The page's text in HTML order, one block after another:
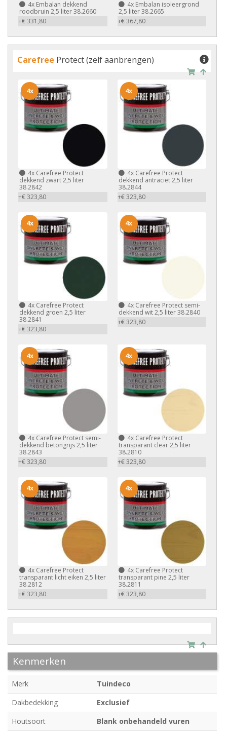
4x Embalan dekkend
roodbruin 2,5 liter 38.2660
+€ 331,80
4xEmbalan isoleergrond
2,5 liter 38.2665
+€ 367,80
Carefree Protect (zelf aanbrengen)
4x Carefree Protect
dekkend zwart 2,5 liter
38.2842
+€ 323,80
4x
4xCarefree Protect
dekkend antraciet 2,5 liter
38.2844
+€ 323,80
4x
4x Carefree Protect
dekkend groen 2,5 liter
38.2841
+€ 323,80
4x
4xCarefree Protect semi-
dekkend wit 2,5 liter 38.2840
+€ 323,80
4x
4x Carefree Protect semi-
dekkend betongrijs 2,5 liter
38.2843
+€ 323,80
4x
4xCarefree Protect
transparant clear 2,5 liter
38.2810
+€ 323,80
4x
4x Carefree Protect
transparant licht eiken 2,5 liter
38.2812
+€ 323,80
4x
4xCarefree Protect
transparant pine 2,5 liter
38.2811
+€ 323,80
4x
Kenmerken
Merk
Tuindeco
Dakbedekking
Exclusief
Houtsoort
Blank onbehandeld vuren